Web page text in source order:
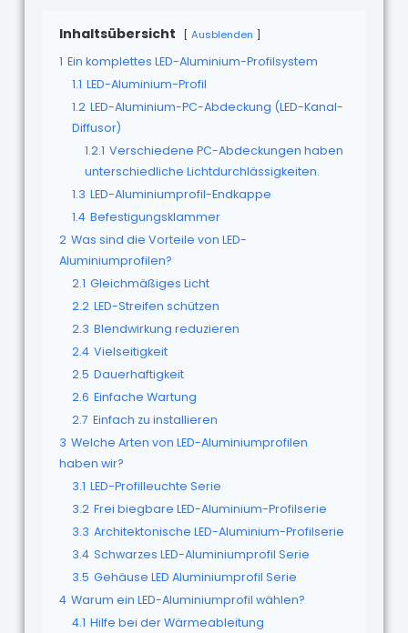
Inhaltsübersicht Ausblenden
1 Ein komplettes LED-Aluminium-Profilsystem
1.1 LED-Aluminium-Profil
1.2 LED-Aluminium-PC-Abdeckung (LED-Kanal-
Diffusor)
1.2.1 Verschiedene PC-Abdeckungen haben
unterschiedliche Lichtdurchlässigkeiten.
1.3 LED-Aluminiumprofil-Endkappe
1.4 Befestigungsklammer
2 Was sind die Vorteile von LED-
Aluminiumprofilen?
2.1 Gleichmäßiges Licht
2.2 LED-Streifen schützen
2.3 Blendwirkung reduzieren
2.4 Vielseitigkeit
2.5 Dauerhaftigkeit
2.6 Einfache Wartung
2.7 Einfach zu installieren
3 Welche Arten von LED-Aluminiumprofilen
haben wir?
3.1 LED-Profilleuchte Serie
3.2 Frei biegbare LED-Aluminium-Profilserie
3.3 Architektonische LED-Aluminium-Profilserie
3.4 Schwarzes LED-Aluminiumprofil Serie
3.5 Gehäuse LED Aluminiumprofil Serie
4 Warum ein LED-Aluminiumprofil wählen?
4.1 Hilfe bei der Wärmeableitung